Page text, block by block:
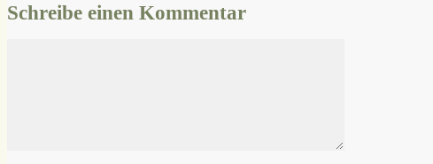
Schreibe einen Kommentar